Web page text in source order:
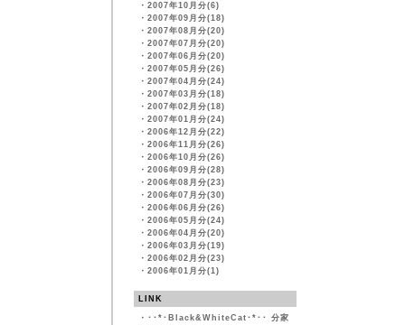
・ 2007年10月分(6)
・ 2007年09月分(18)
・ 2007年08月分(20)
・ 2007年07月分(20)
・ 2007年06月分(20)
・ 2007年05月分(26)
・ 2007年04月分(24)
・ 2007年03月分(18)
・ 2007年02月分(18)
・ 2007年01月分(24)
・ 2006年12月分(22)
・ 2006年11月分(26)
・ 2006年10月分(26)
・ 2006年09月分(28)
・ 2006年08月分(23)
・ 2006年07月分(30)
・ 2006年06月分(26)
・ 2006年05月分(24)
・ 2006年04月分(20)
・ 2006年03月分(19)
・ 2006年02月分(23)
・ 2006年01月分(1)
LINK
・ ･･*･Black&WhiteCat･*･･ 分家